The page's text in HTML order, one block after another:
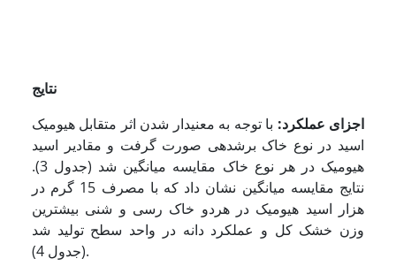
نتایج
اجزای عملکرد: با توجه به معنی­دار شدن اثر متقابل هیومیک
اسید در نوع خاک برش­دهی صورت گرفت و مقادیر اسید
هیومیک در هر نوع خاک مقایسه میانگین شد (جدول 3).
نتایج مقایسه میانگین نشان داد که با مصرف 15 گرم در
هزار اسید هیومیک در هردو خاک رسی و شنی بیشترین
وزن خشک کل و عملکرد دانه در واحد سطح تولید شد
(جدول 4).